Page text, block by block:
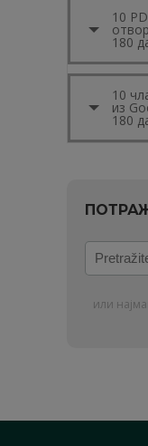
10
180
10
из
180
Pretražite
autore
или